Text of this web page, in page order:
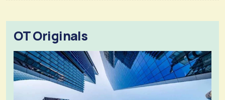
OT Originals